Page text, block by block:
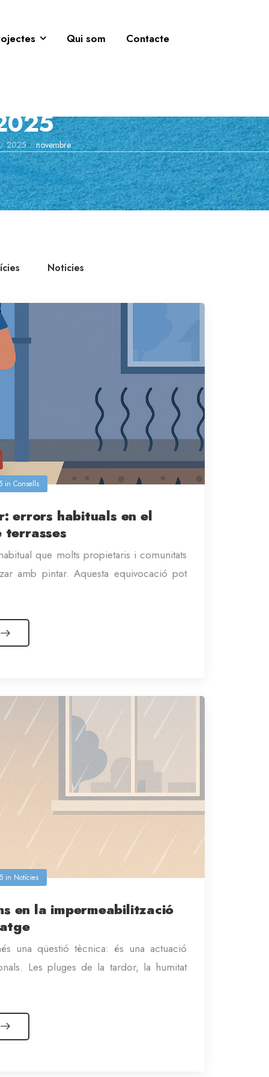
Qui som Contacte
/ 2025 / novembre
Noticies
inConsells
errors habituals en el
terrasses
que molts propietaris i comunitats
amb pintar. Aquesta equivocació pot
in Notícies
en la impermeabilització
una qüestió tècnica: és una actuació
Les pluges de la tardor, la humitat